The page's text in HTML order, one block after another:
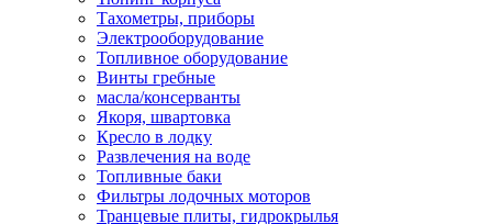
Тахометры, приборы
Электрооборудование
Топливное оборудование
Винты гребные
масла/консерванты
Якоря, швартовка
Кресло в лодку
Развлечения на воде
Топливные баки
Фильтры лодочных моторов
Транцевые плиты, гидрокрылья